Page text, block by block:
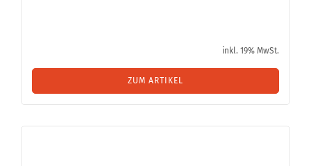
inkl. 19% MwSt.
ZUM ARTIKEL